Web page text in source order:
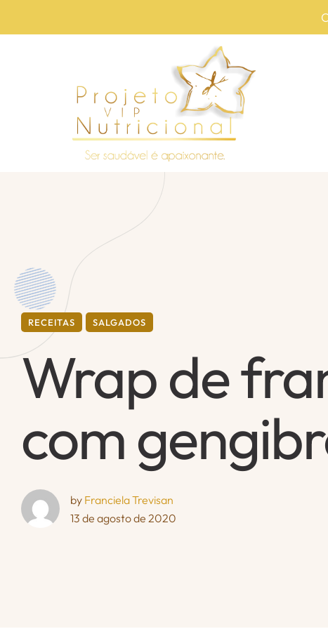
RECEITAS SALGADOS
Wrap de
com
by Franciela Trevisan
13 de agosto de 2020